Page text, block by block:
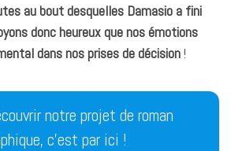
au bout desquelles Damasio a fini
donc heureux que nos émotions
dans nos prises de décision!
notre projet de roman
c’est par ici !